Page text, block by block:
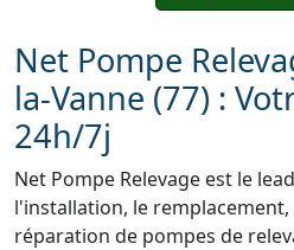
Net Pompe
la-Vanne (77) :
24h/7j
Net Pompe Relevage est le
l'installation, le
réparation de pompes de